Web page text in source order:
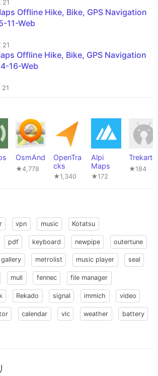
Offline Hike, Bike, GPS Navigation
11-Web
21
Offline Hike, Bike, GPS Navigation
16-Web
OsmAnd
★4,778
OpenTra
cks
★1,340
Alpi
Maps
★172
Trekarta
★184
vpn music Kotatsu
pdf keyboard newpipe outertune
gallery metrolist music player seal
mull fennec file manager
Rekado signal immich video
calendar vlc weather battery